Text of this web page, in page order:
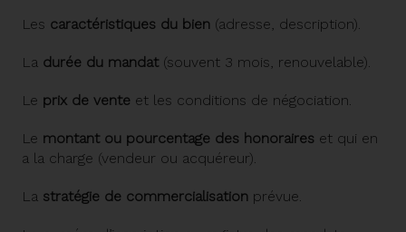
Les caractéristiques du bien (adresse, description).
La durée du mandat (souvent 3 mois, renouvelable).
Le prix de vente et les conditions de négociation.
Le montant ou pourcentage des honoraires et qui en
a la charge (vendeur ou acquéreur).
La stratégie de commercialisation prévue.